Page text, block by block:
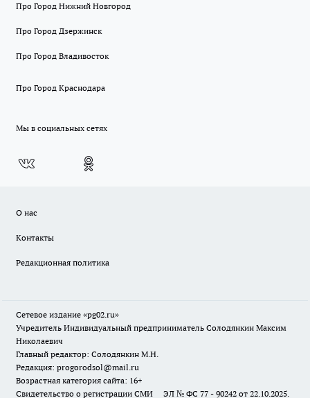
Про Город Нижний Новгород
Про Город Дзержинск
Про Город Владивосток
Про Город Краснодара
Мы в социальных сетях
О нас
Контакты
Редакционная политика
Сетевое издание «pg02.ru»
Учредитель Индивидуальный предприниматель Солодянкин Максим
Николаевич
Главный редактор: Солодянкин М.Н.
Редакция: progorodsol@mail.ru
Возрастная категория сайта: 16+
Свидетельство о регистрации СМИ ЭЛ № ФС 77 - 90242 от 22.10.2025.